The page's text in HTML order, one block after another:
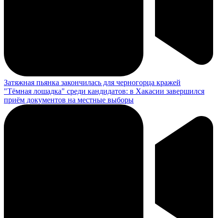
Затяжная пьянка закончилась для черногорца кражей
"Тёмная лошадка" среди кандидатов: в Хакасии завершился
приём документов на местные выборы